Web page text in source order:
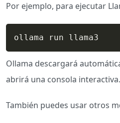
Por ejemplo, para ejecutar
ollama run llama3
Ollama descargará
abrirá una consola interactiva.
También puedes usar otros